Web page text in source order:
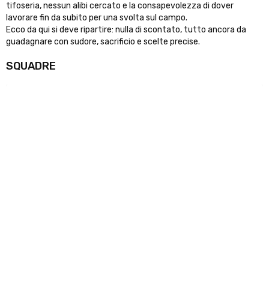
tifoseria, nessun alibi cercato e la consapevolezza di dover
lavorare fin da subito per una svolta sul campo.
Ecco da qui si deve ripartire: nulla di scontato, tutto ancora da
guadagnare con sudore, sacrificio e scelte precise.
SQUADRE